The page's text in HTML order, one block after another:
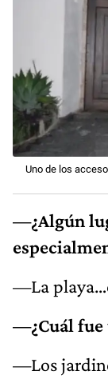
Uno de los
—¿Algún
—La
—¿Cuál fue
—Los